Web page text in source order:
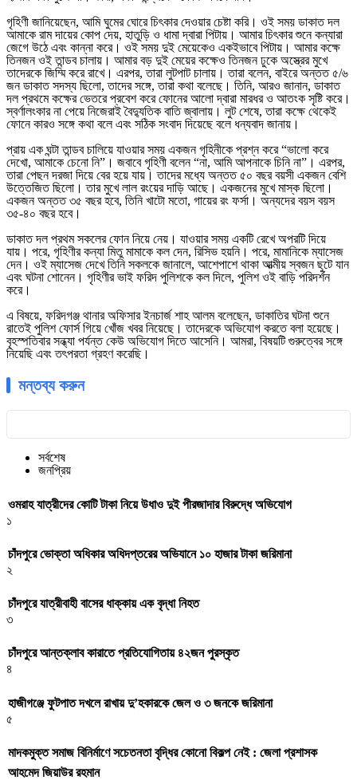
গৃহিণী জানিয়েছেন, আমি ঘুমের ঘোরে চিৎকার দেওয়ার চেষ্টা করি। ওই সময় ডাকাত দল
আমাকে রাম দায়ের কোপ দেয়, হাতুড়ি ও ধামা দ্বারা পিটায়। আমার চিৎকার শুনে কন্যারা
জেগে উঠে এবং কান্না করে। ওই সময় দুই মেয়েকেও একইভাবে পিটায়। আমার কক্ষে
তিনজন ওই তান্ডব চালায়। আমার বড় দুই মেয়ের কক্ষেও তিনজন ঢুকে অস্ত্রের মুখে
তাদেরকে জিম্মি করে রাখে। এরপর, তারা লুটপাট চালায়। তারা বলেন, বাইরে অন্তত ৫/৬
জন ডাকাত সদস্য ছিলো, তাদের সঙ্গে, তারা কথা বলেছে। তিনি, আরও জানান, ডাকাত
দল প্রথমে কক্ষের ভেতরে প্রবেশ করে ফোনের আলো দ্বারা মারধর ও আতংক সৃষ্টি করে।
স্বর্ণালংকার না পেয়ে নিজেরাই বৈদ্যুতিক বাতি জ্বালায়। লুট শেষে, তারা কক্ষে থেকেই
ফোনে কারও সঙ্গে কথা বলে এবং সঠিক সংবাদ দিয়েছে বলে ধন্যবাদ জানায়।
প্রায় এক ঘন্টা তান্ডব চালিয়ে যাওয়ার সময় একজন গৃহিনীকে প্রশ্ন করে “ভালো করে
দেখো, আমাকে চেনো নি”। জবাবে গৃহিণী বলেন “না, আমি আপনাকে চিনি না”। এরপর,
তারা পেছন দরজা দিয়ে বের হয়ে যায়। তাদের মধ্যে অন্তত ৫০ বছর বয়সী একজন বেশি
উত্তেজিত ছিলো। তার মুখে লাল রংয়ের দাড়ি আছে। একজনের মুখে মাস্ক ছিলো।
একজন অন্তত ৩৫ বছর হবে, তিনি খাটো মতো, গায়ের রং ফর্সা। অন্যদের বয়স বয়স
৩৫-৪০ বছর হবে।
ডাকাত দল প্রথম সকলের ফোন নিয়ে নেয়। যাওয়ার সময় একটি রেখে অপরটি দিয়ে
যায়। পরে, গৃহিণীর কন্যা মিতু মামাকে কল দেন, রিসিভ হয়নি। পরে, মামানিকে ম্যাসেজ
দেন। ওই ম্যাসেজ দেখে তিনি সকলকে জানালে, আশেপাশে থাকা আত্মীয় স্বজন ছুটে যান
এবং ঘটনা শোনেন। গৃহিণীর ভাই ফরিদ পুলিশকে কল দিলে, পুলিশ ওই বাড়ি পরিদর্শন
করে।
এ বিষয়ে, ফরিদগঞ্জ থানার অফিসার ইনচার্জ শাহ আলম বলেছেন, ডাকাতির ঘটনা শুনে
রাতেই পুলিশ ফোর্স গিয়ে খোঁজ খবর নিয়েছে। তাদেরকে অভিযোগ করতে বলা হয়েছে।
বৃহস্পতিবার সন্ধ্যা পর্যন্ত কেউ অভিযোগ দিতে আসেনি। আমরা, বিষয়টি গুরুত্বের সঙ্গে
নিয়েছি এবং তৎপরতা গ্রহণ করেছি।
মন্তব্য করুন
সর্বশেষ
জনপ্রিয়
ওমরাহ যাত্রীদের কোটি টাকা নিয়ে উধাও দুই পীরজাদার বিরুদ্ধে অভিযোগ
১
চাঁদপুরে ভোক্তা অধিকার অধিদপ্তরের অভিযানে ১০ হাজার টাকা জরিমানা
২
চাঁদপুরে যাত্রীবাহী বাসের ধাক্কায় এক বৃদ্ধা নিহত
৩
চাঁদপুরে আন্তক্লাব কারাতে প্রতিযোগিতায় ৪২জন পুরস্কৃত
৪
হাজীগঞ্জে ফুটপাত দখলে রাখায় দু’হকারকে জেল ও ৩ জনকে জরিমানা
৫
মাদকমুক্ত সমাজ বিনির্মাণে সচেতনতা বৃদ্ধির কোনো বিকল্প নেই : জেলা প্রশাসক
আহমেদ জিয়াউর রহমান